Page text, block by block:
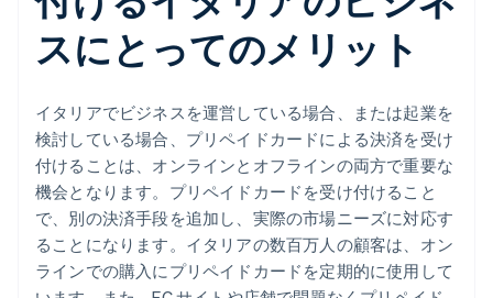
スにとってのメリット
イタリアでビジネスを運営している場合、または起業を
検討している場合、プリペイドカードによる決済を受け
付けることは、オンラインとオフラインの両方で重要な
機会となります。プリペイドカードを受け付けること
で、別の決済手段を追加し、実際の市場ニーズに対応す
ることになります。イタリアの数百万人の顧客は、オン
ラインでの購入にプリペイドカードを定期的に使用して